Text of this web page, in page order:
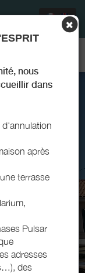
BOURGOGNE
nous
dans
d'annulation
après
terrasse
Pulsar
adresses
des